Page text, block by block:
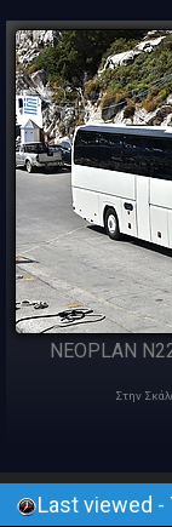
NEOPLAN
Στην
Last viewed